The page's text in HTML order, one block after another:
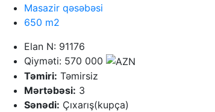
Masazir qəsəbəsi
650 m2
Elan N: 91176
Qiyməti: 570 000
Təmiri: Təmirsiz
Mərtəbəsi: 3
Sənədi: Çıxarış(kupça)